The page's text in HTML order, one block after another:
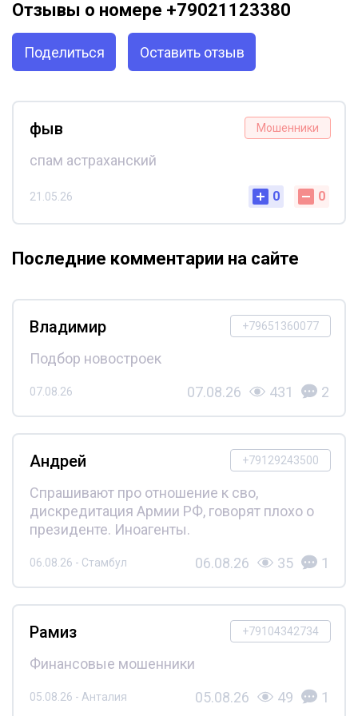
Отзывы о номере +79021123380
Поделиться Оставить отзыв
Мошенники
фыв
спам астраханский
21.05.26 0 0
Последние комментарии на сайте
+79651360077
Владимир
Подбор новостроек
07.08.26 07.08.26 431 2
+79129243500
Андрей
Спрашивают про отношение к сво,
дискредитация Армии РФ, говорят плохо о
президенте. Иноагенты.
06.08.26 - Стамбул 06.08.26 35 1
+79104342734
Рамиз
Финансовые мошенники
05.08.26 - Анталия 05.08.26 49 1